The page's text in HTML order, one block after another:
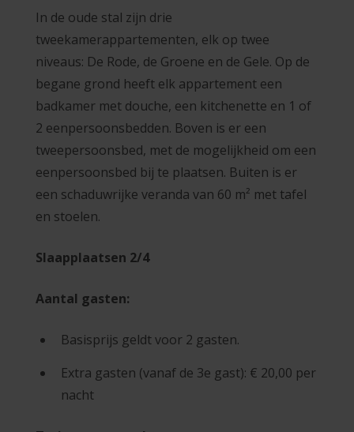
In de oude stal zijn drie
tweekamerappartementen, elk op twee
niveaus: De Rode, de Groene en de Gele. Op de
begane grond heeft elk appartement een
badkamer met douche, een kitchenette en 1 of
2 eenpersoonsbedden. Boven is er een
tweepersoonsbed, met de mogelijkheid om een
eenpersoonsbed bij te plaatsen. Buiten is er
een schaduwrijke veranda van 60 m² met tafel
en stoelen.
Slaapplaatsen 2/4
Aantal gasten:
Basisprijs geldt voor 2 gasten.
Extra gasten (vanaf de 3e gast): € 20,00 per
nacht